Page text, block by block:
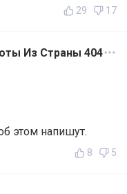
29 17
Из Страны 404
этом напишут.
8 5